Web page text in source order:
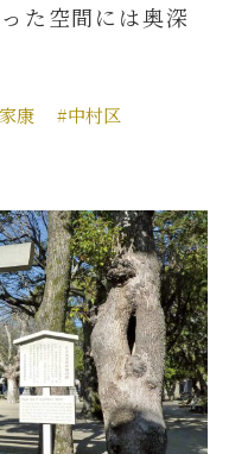
た空間には奥深
康
#中村区